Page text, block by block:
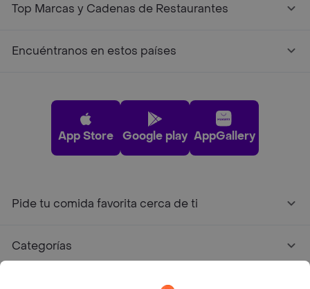
Top Marcas y Cadenas de Restaurantes
Encuéntranos en estos países
App Store Google play AppGallery
Pide tu comida favorita cerca de ti
Categorías